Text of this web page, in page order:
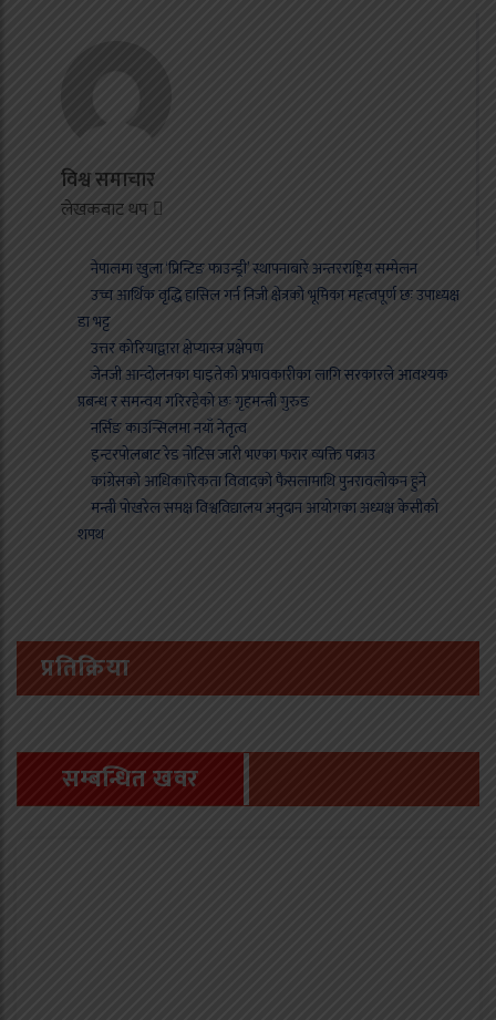
विश्व समाचार
लेखकबाट थप
नेपालमा खुला ‘प्रिन्टिङ फाउन्ड्री’ स्थापनाबारे अन्तरराष्ट्रिय सम्मेलन
उच्च आर्थिक वृद्धि हासिल गर्न निजी क्षेत्रको भूमिका महत्वपूर्ण छः उपाध्यक्ष
डा भट्ट
उत्तर कोरियाद्वारा क्षेप्यास्त्र प्रक्षेपण
जेनजी आन्दोलनका घाइतेको प्रभावकारीका लागि सरकारले आवश्यक
प्रबन्ध र समन्वय गरिरहेको छः गृहमन्त्री गुरुङ
नर्सिङ काउन्सिलमा नयाँ नेतृत्व
इन्टरपोलबाट रेड नोटिस जारी भएका फरार व्यक्ति पक्राउ
कांग्रेसको आधिकारिकता विवादको फैसलामाथि पुनरावलोकन हुने
मन्त्री पोखरेल समक्ष विश्वविद्यालय अनुदान आयोगका अध्यक्ष केसीको
शपथ
प्रतिक्रिया
सम्बन्धित खवर